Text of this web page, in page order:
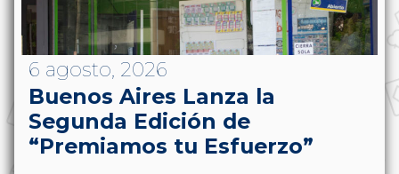
6 agosto, 2026
Buenos Aires Lanza la
Segunda Edición de
“Premiamos tu Esfuerzo”